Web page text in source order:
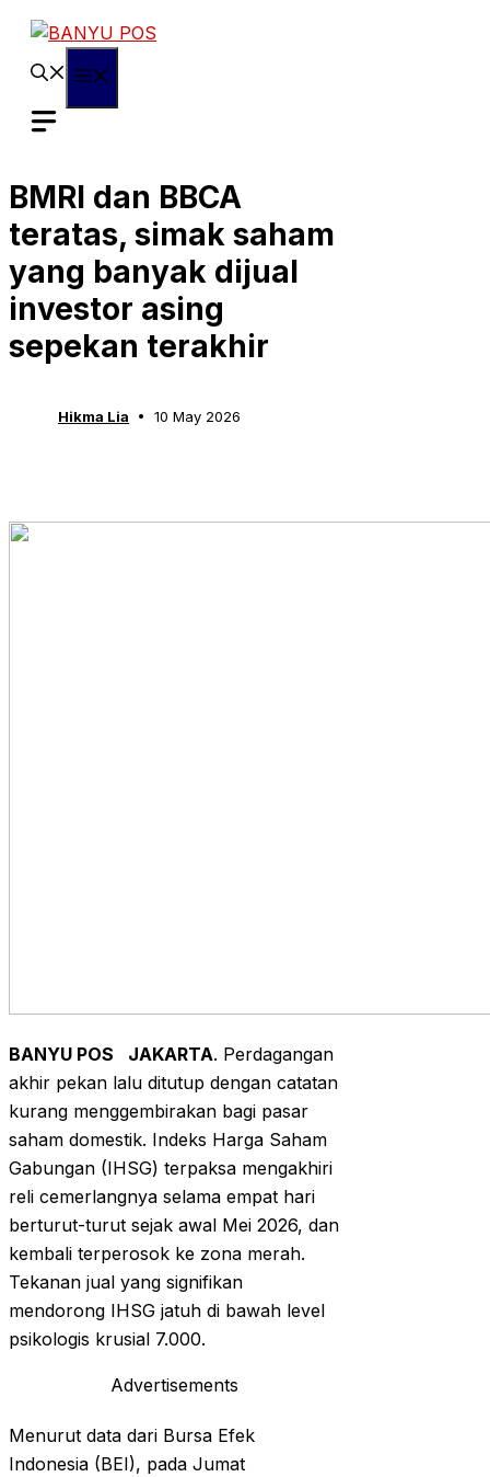
Skip
content
BMRI dan BBCA
teratas, simak saham
yang banyak dijual
investor asing
sepekan terakhir
Hikma Lia 10 May 2026
BANYU POS JAKARTA. Perdagangan
akhir pekan lalu ditutup dengan catatan
kurang menggembirakan bagi pasar
saham domestik. Indeks Harga Saham
Gabungan (IHSG) terpaksa mengakhiri
reli cemerlangnya selama empat hari
berturut-turut sejak awal Mei 2026, dan
kembali terperosok ke zona merah.
Tekanan jual yang signifikan
mendorong IHSG jatuh di bawah level
psikologis krusial 7.000.
Advertisements
Menurut data dari Bursa Efek
Indonesia (BEI), pada Jumat